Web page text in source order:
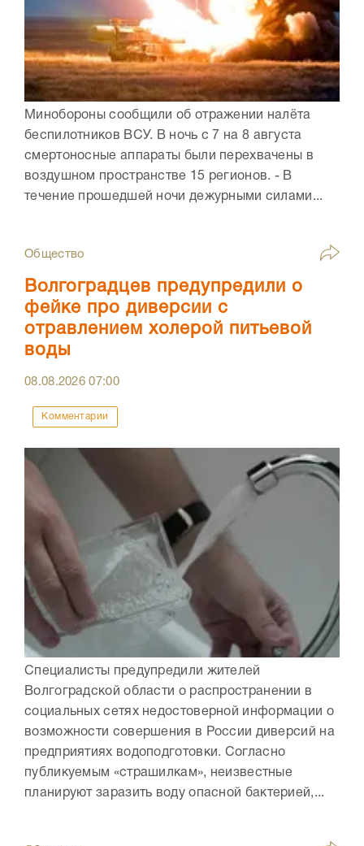
Минобороны сообщили об отражении налёта
беспилотников ВСУ. В ночь с 7 на 8 августа
смертоносные аппараты были перехвачены в
воздушном пространстве 15 регионов. - В
течение прошедшей ночи дежурными силами...
Общество
Волгоградцев предупредили о
фейке про диверсии с
отравлением холерой питьевой
воды
08.08.202607:00
Комментарии
Специалисты предупредили жителей
Волгоградской области о распространении в
социальных сетях недостоверной информации о
возможности совершения в России диверсий на
предприятиях водоподготовки. Согласно
публикуемым «страшилкам», неизвестные
планируют заразить воду опасной бактерией,...